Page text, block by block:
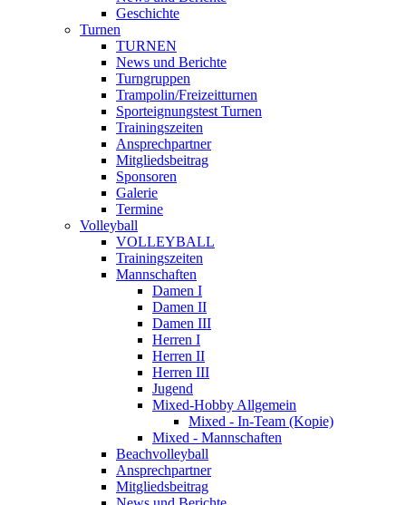
Geschichte
Turnen
TURNEN
News und Berichte
Turngruppen
Trampolin/Freizeitturnen
Sporteignungstest Turnen
Trainingszeiten
Ansprechpartner
Mitgliedsbeitrag
Sponsoren
Galerie
Termine
Volleyball
VOLLEYBALL
Trainingszeiten
Mannschaften
Damen I
Damen II
Damen III
Herren I
Herren II
Herren III
Jugend
Mixed-Hobby Allgemein
Mixed - In-Team (Kopie)
Mixed - Mannschaften
Beachvolleyball
Ansprechpartner
Mitgliedsbeitrag